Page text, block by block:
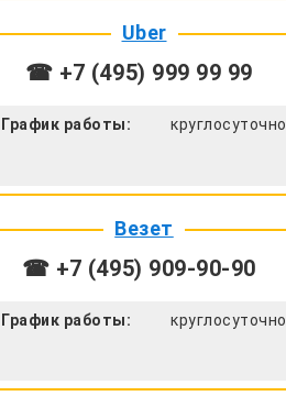
Uber
☎ +7 (495) 999 99 99
График работы: круглосуточно
Везет
☎ +7 (495) 909-90-90
График работы: круглосуточно